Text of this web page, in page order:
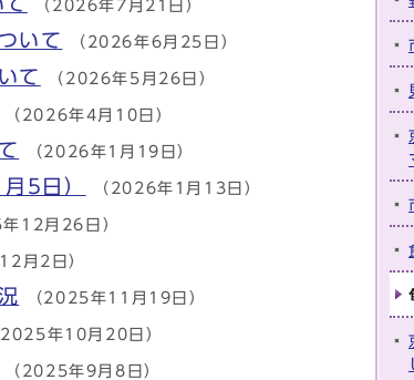
て （2026年7月21日）
いて （2026年6月25日）
て （2026年5月26日）
（2026年4月10日）
（2026年1月19日）
5日） （2026年1月13日）
年12月26日）
月2日）
（2025年11月19日）
2025年10月20日）
（2025年9月8日）